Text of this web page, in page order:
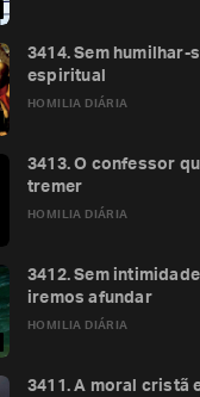
HOMILIA DIÁRIA
3414. Sem humilhar-
espiritual
HOMILIA DIÁRIA
3413. O confessor
tremer
HOMILIA DIÁRIA
3412. Sem
iremos afundar
3411. A moral cristã